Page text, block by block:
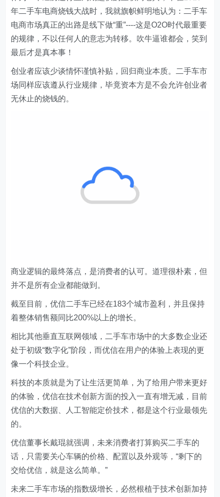
年二手车电商烧钱大战时，我就旗帜鲜明地认为：二手车
电商市场真正的出路是线下做“重”----这是O2O时代最重要
的规律，不以任何人的意志为转移。吹牛逼谁都会，笑到
最后才是真本事！
创业者应该少谈情怀谨慎补贴，回归商业本质。二手车市
场同样应该遵从行业规律，毕竟资本方是不会允许创业者
无休止的烧钱的。
商业逻辑的最终落点，是消费者的认可。道理很朴素，但
并不是所有企业都能做到。
截至目前，优信二手车已经在183个城市盈利，并且保持
着整体销售额同比200%以上的增长。
相比其他垂直互联网领域，二手车市场中的大多数企业还
处于初级“数字化”阶段，而优信在用户的体验上表现的更
像一个科技企业。
科技的本质就是为了让生活更简单，为了给用户带来更好
的体验，优信在技术创新方面的投入一直有增无减，目前
优信的大数据、人工智能定价技术，都是这个行业最领先
的。
优信董事长戴琨就强调，未来消费者打算购买二手车的
话，只需要关心车辆的价格、配置以及外观等，“剩下的
交给优信，就是这么简单。”
未来二手车市场的指数级增长，必然根植于技术创新加持